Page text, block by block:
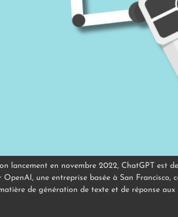
lancement en novembre 2022, ChatGPT est
OpenAI, une entreprise basée à San
de génération de texte et de réponse aux